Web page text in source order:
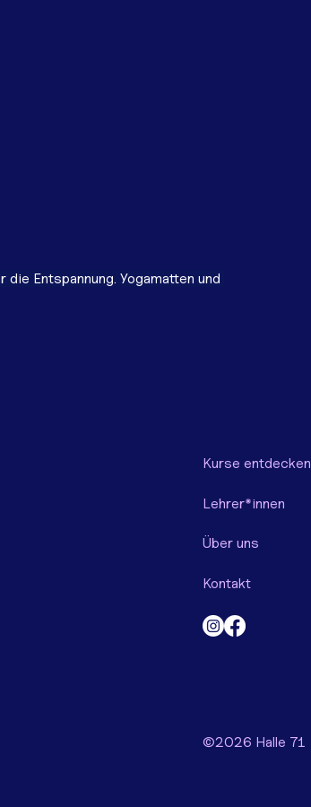
Entspannung. Yogamatten und
Kurse entdecken
Lehrer*innen
Über uns
Kontakt
©2026 Halle 71